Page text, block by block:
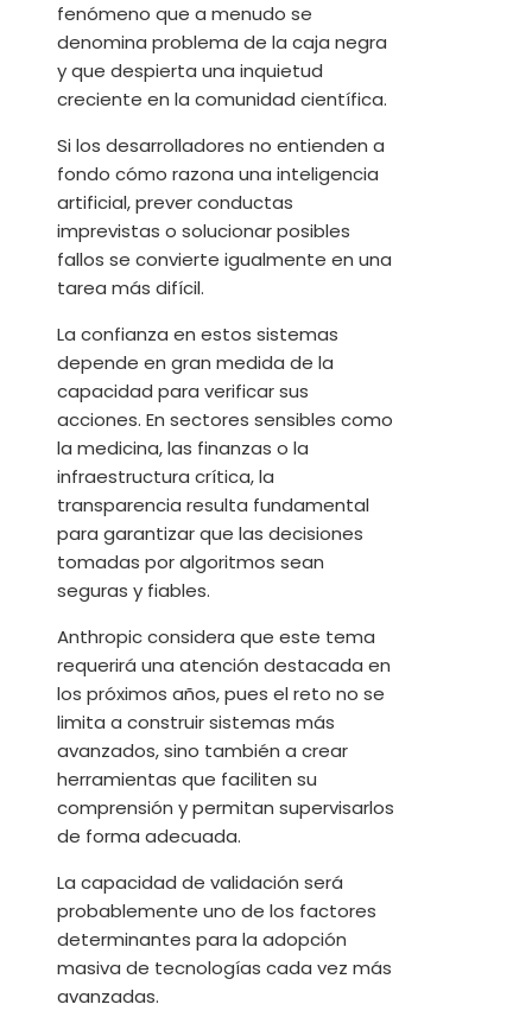
fenómeno que a menudo se
denomina problema de la caja negra
y que despierta una inquietud
creciente en la comunidad científica.
Si los desarrolladores no entienden a
fondo cómo razona una inteligencia
artificial, prever conductas
imprevistas o solucionar posibles
fallos se convierte igualmente en una
tarea más difícil.
La confianza en estos sistemas
depende en gran medida de la
capacidad para verificar sus
acciones. En sectores sensibles como
la medicina, las finanzas o la
infraestructura crítica, la
transparencia resulta fundamental
para garantizar que las decisiones
tomadas por algoritmos sean
seguras y fiables.
Anthropic considera que este tema
requerirá una atención destacada en
los próximos años, pues el reto no se
limita a construir sistemas más
avanzados, sino también a crear
herramientas que faciliten su
comprensión y permitan supervisarlos
de forma adecuada.
La capacidad de validación será
probablemente uno de los factores
determinantes para la adopción
masiva de tecnologías cada vez más
avanzadas.